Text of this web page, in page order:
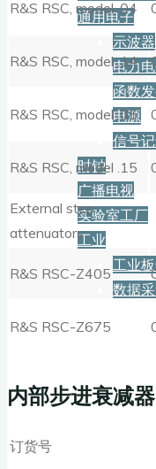
通用电子
示波器
电力
函数
电源
信号
时钟
广播电视
实验室工厂
工业
工业
数据
服务+保障
资源下载
R&S RSC, model .04
R&S RSC, model .14
R&S RSC, model .05
R&S RSC, model .15
External step
attenuators
R&S RSC-Z405
R&S RSC-Z675
内部步进衰减器
订货号